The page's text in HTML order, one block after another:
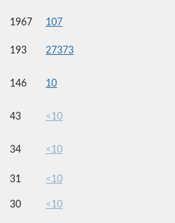
1967 107
193 27373
146 10
43 <10
34 <10
31 <10
30 <10